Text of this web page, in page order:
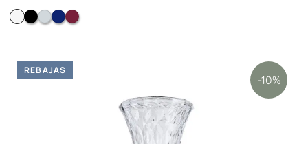
Blanco
NEGRO
Aluminio opaco
Azul cobalto
Rojo vino
-10%
REBAJAS